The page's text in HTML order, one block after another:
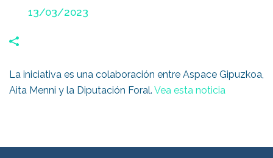
Posted
13/03/2023
La iniciativa es una colaboración entre Aspace Gipuzkoa,
Aita Menni y la Diputación Foral. Vea esta noticia